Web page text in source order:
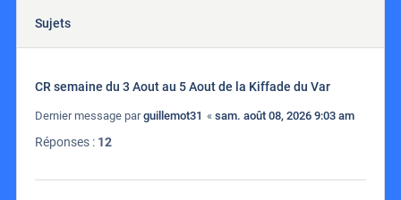
Sujets
CR semaine du 3 Aout au 5 Aout de la Kiffade du Var
Dernier message parguillemot31 « sam. août 08, 2026 9:03 am
Réponses : 12